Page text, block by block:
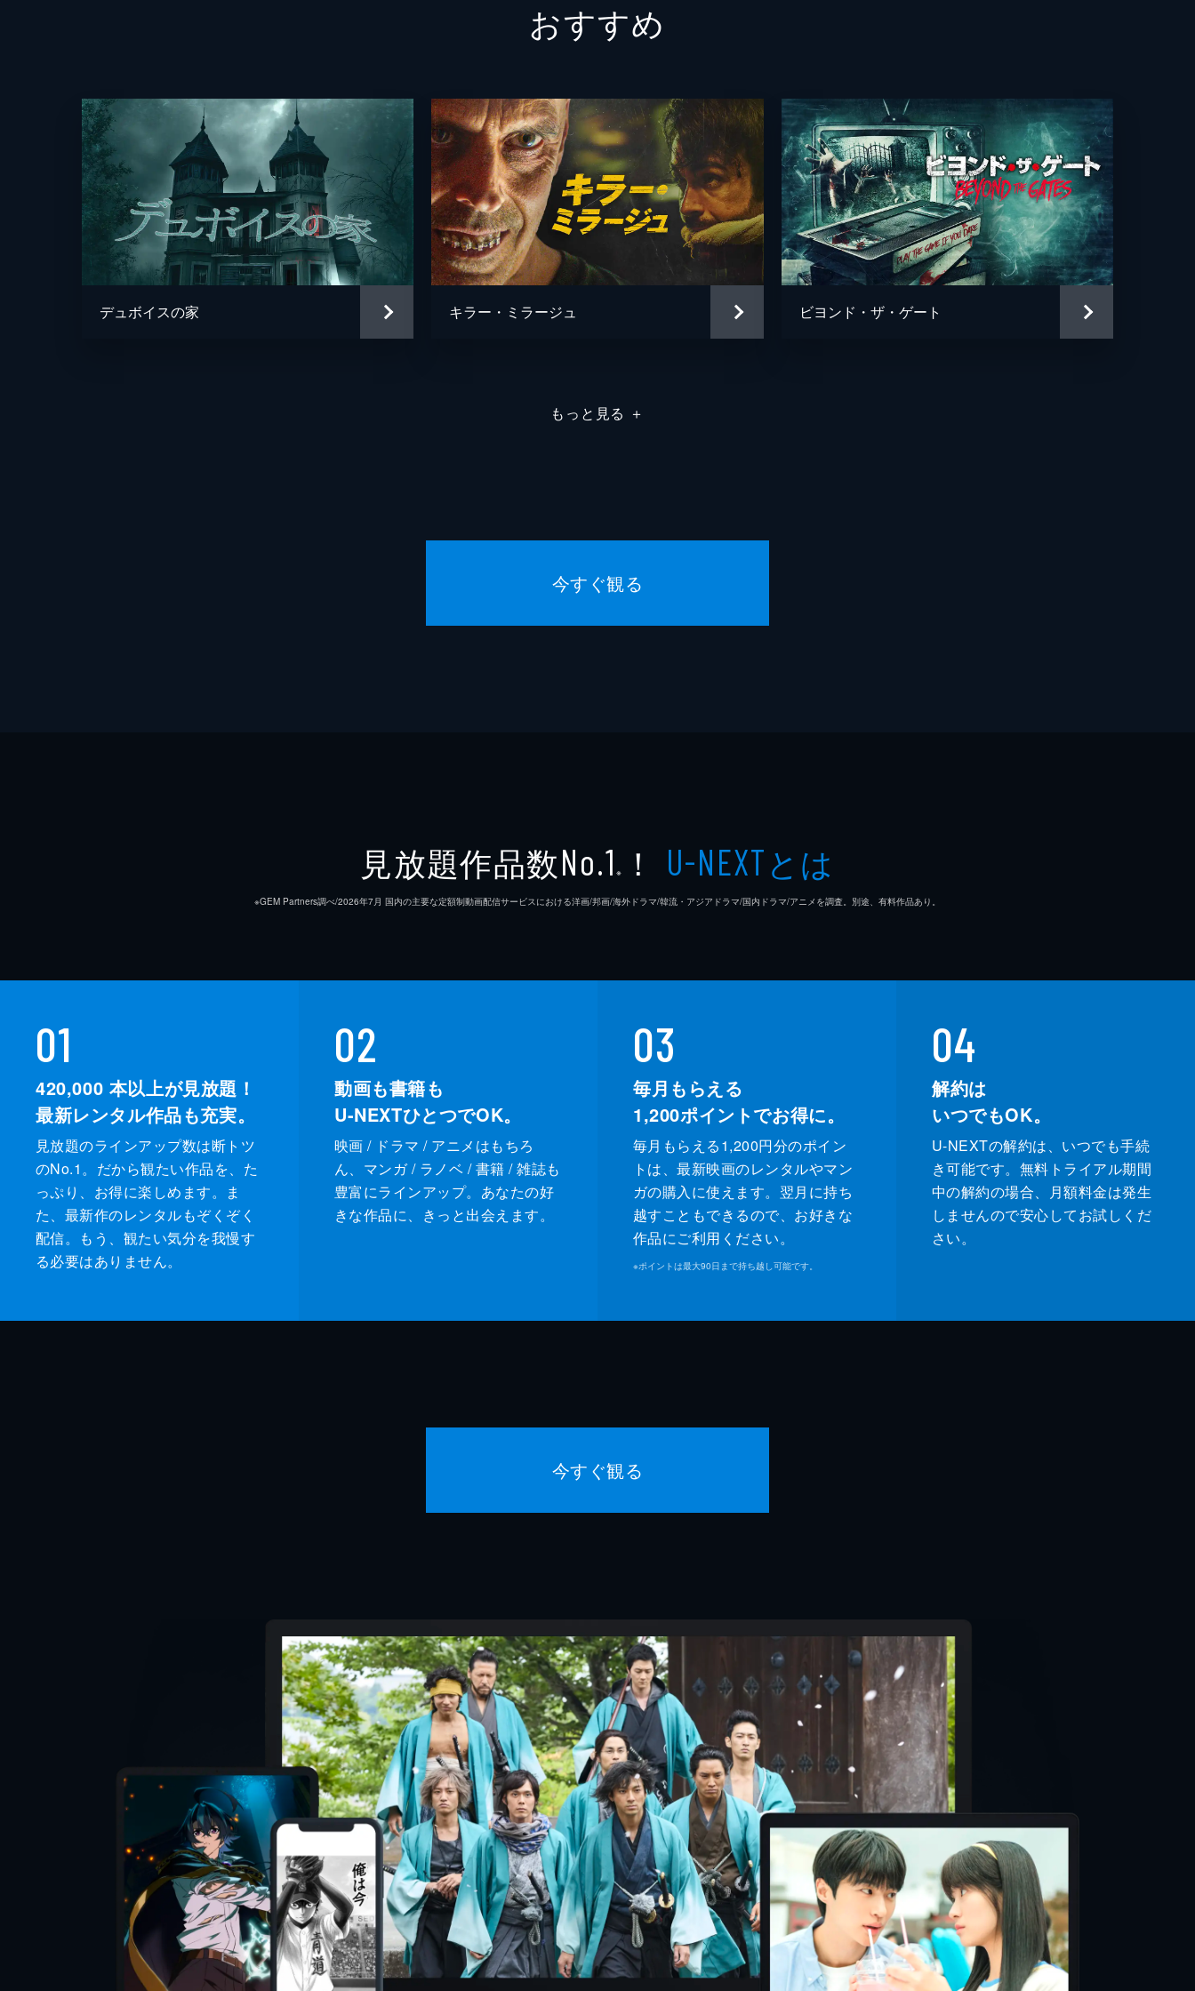
チャーリー・スティーズ
おすすめ
デュボイスの家 キラー・ミラージュ ビヨンド・ザ・ゲート
もっと見る ＋
今すぐ観る
見放題作品数No.1 ※ ！ U-NEXTとは
※GEM Partners調べ/2026年7⽉ 国内の主要な定額制動画配信サービスにおける洋画/邦画/海外ドラマ/韓流・アジアドラマ/国内ドラマ/アニメを調査。別途、有料作品あり。
01
420,000 本以上が見放題！
最新レンタル作品も充実。
見放題のラインアップ数は断トツ
のNo.1。だから観たい作品を、た
っぷり、お得に楽しめます。ま
た、最新作のレンタルもぞくぞく
配信。もう、観たい気分を我慢す
る必要はありません。
02
動画も書籍も
U-NEXTひとつでOK。
映画 / ドラマ / アニメはもちろ
ん、マンガ / ラノベ / 書籍 / 雑誌も
豊富にラインアップ。あなたの好
きな作品に、きっと出会えます。
03
毎月もらえる
1,200ポイントでお得に。
毎月もらえる1,200円分のポイン
トは、最新映画のレンタルやマン
ガの購入に使えます。翌月に持ち
越すこともできるので、お好きな
作品にご利用ください。
※ポイントは最大90日まで持ち越し可能です。
04
解約は
いつでもOK。
U-NEXTの解約は、いつでも手続
き可能です。無料トライアル期間
中の解約の場合、月額料金は発生
しませんので安心してお試しくだ
さい。
今すぐ観る